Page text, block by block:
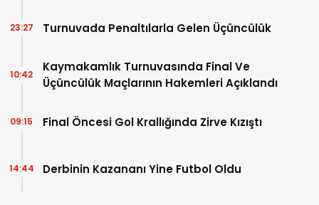
Turnuvada Penaltılarla Gelen Üçüncülük
23:27
Kaymakamlık Turnuvasında Final Ve
Üçüncülük Maçlarının Hakemleri Açıklandı
10:42
Final Öncesi Gol Krallığında Zirve Kızıştı
09:15
Derbinin Kazananı Yine Futbol Oldu
14:44